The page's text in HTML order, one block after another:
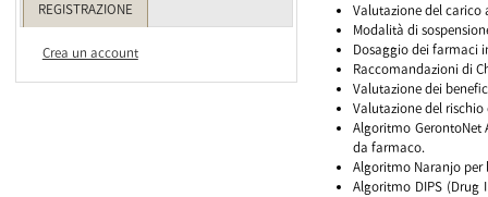
REGISTRAZIONE
Crea un account
Valutazione del carico
Modalità di
Dosaggio dei farmaci
Raccomandazioni di
Valutazione dei
Valutazione del
Algoritmo GerontoNet
da farmaco.
Algoritmo Naranjo per
Algoritmo DIPS (Drug